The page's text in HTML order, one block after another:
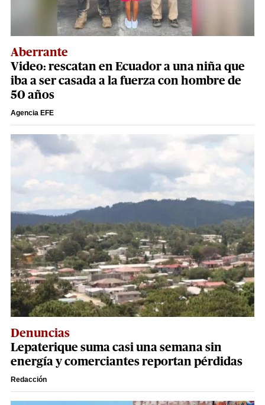
Aberrante
Video: rescatan en Ecuador a una niña que
iba a ser casada a la fuerza con hombre de
50 años
Agencia EFE
Denuncias
Lepaterique suma casi una semana sin
energía y comerciantes reportan pérdidas
Redacción